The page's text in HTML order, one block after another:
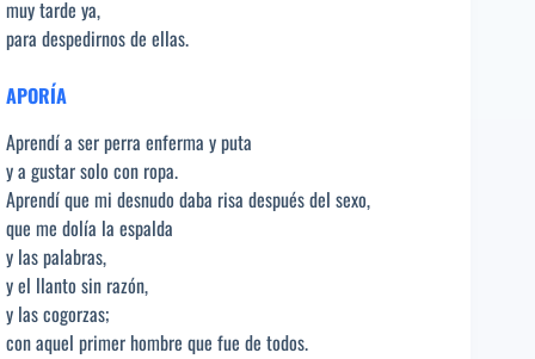
muy tarde ya,
para despedirnos de ellas.
APORÍA
Aprendí a ser perra enferma y puta
y a gustar solo con ropa.
Aprendí que mi desnudo daba risa después del sexo,
que me dolía la espalda
y las palabras,
y el llanto sin razón,
y las cogorzas;
con aquel primer hombre que fue de todos.